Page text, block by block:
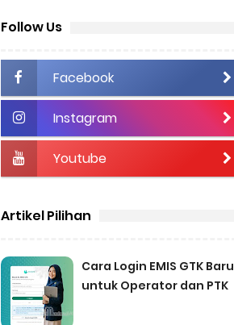
Follow Us
Facebook
Instagram
Youtube
Artikel Pilihan
Cara Login EMIS GTK Baru
untuk Operator dan PTK